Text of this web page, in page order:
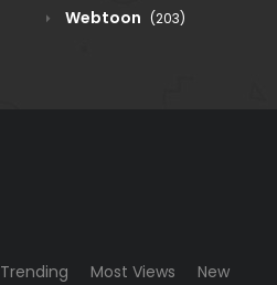
Webtoon (203)
Trending Most Views New